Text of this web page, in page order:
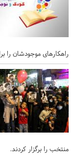
راهکارهای موجودشان را
منتخب را برگزار کردند.